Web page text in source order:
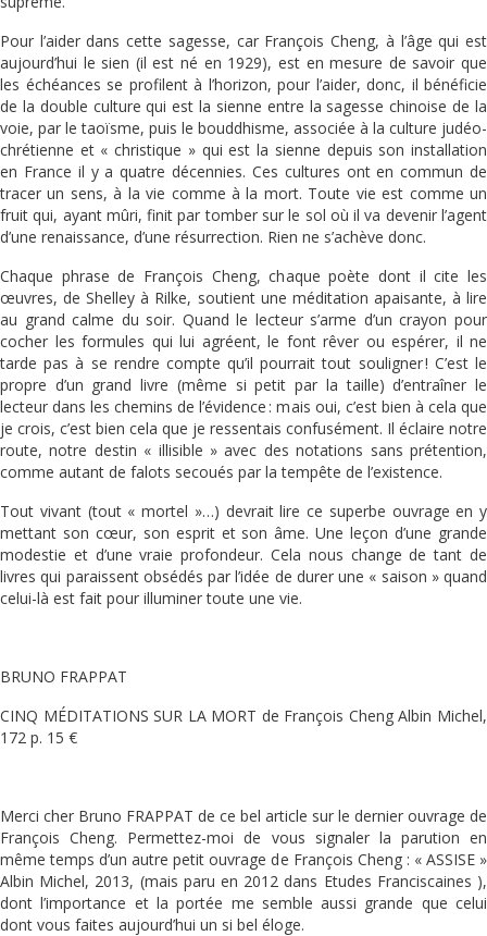
Pour l’aider dans cette sagesse, car François Cheng, à l’âge qui est
aujourd’hui le sien (il est né en 1929), est en mesure de savoir que
les échéances se profilent à l’horizon, pour l’aider, donc, il bénéficie
de la double culture qui est la sienne entre la sagesse chinoise de la
voie, par le taoïsme, puis le bouddhisme, associée à la culture judéo-
chrétienne et « christique » qui est la sienne depuis son installation
en France il y a quatre décennies. Ces cultures ont en commun de
tracer un sens, à la vie comme à la mort. Toute vie est comme un
fruit qui, ayant mûri, finit par tomber sur le sol où il va devenir l’agent
d’une renaissance, d’une résurrection. Rien ne s’achève donc.
Chaque phrase de François Cheng, chaque poète dont il cite les
œuvres, de Shelley à Rilke, soutient une méditation apaisante, à lire
au grand calme du soir. Quand le lecteur s’arme d’un crayon pour
cocher les formules qui lui agréent, le font rêver ou espérer, il ne
tarde pas à se rendre compte qu’il pourrait tout souligner ! C’est le
propre d’un grand livre (même si petit par la taille) d’entraîner le
lecteur dans les chemins de l’évidence : mais oui, c’est bien à cela que
je crois, c’est bien cela que je ressentais confusément. Il éclaire notre
route, notre destin « illisible » avec des notations sans prétention,
comme autant de falots secoués par la tempête de l’existence.
Tout vivant (tout « mortel »…) devrait lire ce superbe ouvrage en y
mettant son cœur, son esprit et son âme. Une leçon d’une grande
modestie et d’une vraie profondeur. Cela nous change de tant de
livres qui paraissent obsédés par l’idée de durer une « saison » quand
celui-là est fait pour illuminer toute une vie.
BRUNO FRAPPAT
CINQ MÉDITATIONS SUR LA MORT de François Cheng Albin Michel,
172 p. 15 €
Merci cher Bruno FRAPPAT de ce bel article sur le dernier ouvrage de
François Cheng. Permettez-moi de vous signaler la parution en
même temps d’un autre petit ouvrage de François Cheng : « ASSISE »
Albin Michel, 2013, (mais paru en 2012 dans Etudes Franciscaines ),
dont l’importance et la portée me semble aussi grande que celui
dont vous faites aujourd’hui un si bel éloge.